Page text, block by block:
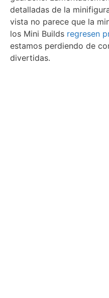
detalladas de la
vista no parece que la
los Mini Builds regresen
estamos perdiendo de
divertidas.